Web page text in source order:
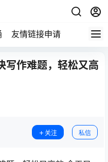
友情链接申请
作难题，轻松又高
关注 私信